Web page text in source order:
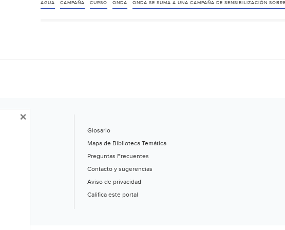
se
del
agua
Plana
Día)
AGUA CAMPAÑA CURSO ONDA ONDA SE SUMA A UNA CAMPAÑA DE SENSIBILIZACIÓN
Glosario
Mapa de Biblioteca Temática
Preguntas Frecuentes
Contacto y sugerencias
Aviso de privacidad
Califica este portal
×